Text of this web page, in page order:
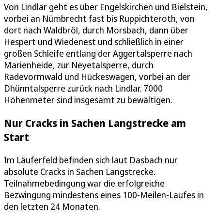
Von Lindlar geht es über Engelskirchen und Bielstein,
vorbei an Nümbrecht fast bis Ruppichteroth, von
dort nach Waldbröl, durch Morsbach, dann über
Hespert und Wiedenest und schließlich in einer
großen Schleife entlang der Aggertalsperre nach
Marienheide, zur Neyetalsperre, durch
Radevormwald und Hückeswagen, vorbei an der
Dhünntalsperre zurück nach Lindlar. 7000
Höhenmeter sind insgesamt zu bewältigen.
Nur Cracks in Sachen Langstrecke am
Start
Im Läuferfeld befinden sich laut Dasbach nur
absolute Cracks in Sachen Langstrecke.
Teilnahmebedingung war die erfolgreiche
Bezwingung mindestens eines 100-Meilen-Laufes in
den letzten 24 Monaten.